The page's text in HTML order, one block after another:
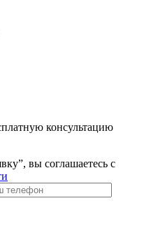
консультацию
вы соглашаетесь с